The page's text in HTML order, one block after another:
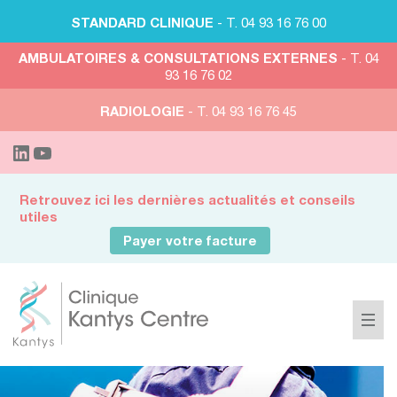
STANDARD CLINIQUE - T. 04 93 16 76 00
AMBULATOIRES & CONSULTATIONS EXTERNES - T. 04
93 16 76 02
RADIOLOGIE - T. 04 93 16 76 45
Retrouvez ici les dernières actualités et conseils
utiles
Payer votre facture